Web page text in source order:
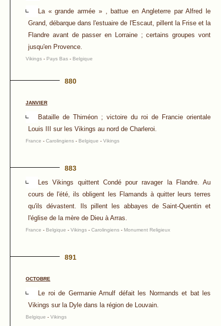
La « grande armée » , battue en Angleterre par Alfred le
Grand, débarque dans l'estuaire de l'Escaut, pillent la Frise et la
Flandre avant de passer en Lorraine ; certains groupes vont
jusqu'en Provence.
Vikings - Pays Bas - Belgique
880
JANVIER
Bataille de Thiméon ; victoire du roi de Francie orientale
Louis III sur les Vikings au nord de Charleroi.
France - Carolingiens - Belgique - Vikings
883
Les Vikings quittent Condé pour ravager la Flandre. Au
cours de l'été, ils obligent les Flamands à quitter leurs terres
qu'ils dévastent. Ils pillent les abbayes de Saint-Quentin et
l'église de la mère de Dieu à Arras.
France - Belgique - Vikings - Carolingiens - Monument Religieux
891
OCTOBRE
Le roi de Germanie Arnulf défait les Normands et bat les
Vikings sur la Dyle dans la région de Louvain.
Belgique - Vikings